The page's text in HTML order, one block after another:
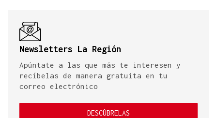
Newsletters La Región
Apúntate a las que más te interesen y
recíbelas de manera gratuita en tu
correo electrónico
DESCÚBRELAS